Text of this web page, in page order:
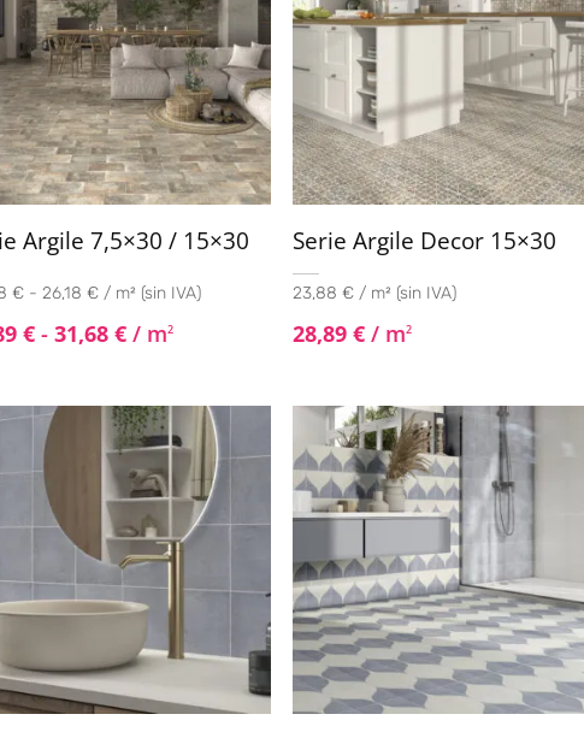
Argile 7,5×30 / 15×30
€ - 26,18 € / m² (sin IVA)
€ - 31,68 € / m2
Serie Argile Decor 15×30
23,88 € / m² (sin IVA)
28,89€ / m2